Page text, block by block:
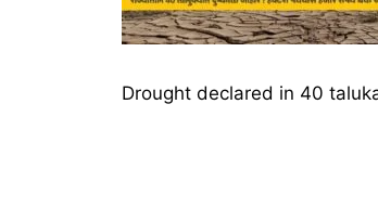
Drought declared in 40